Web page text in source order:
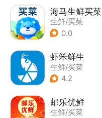
海马生鲜买菜
生鲜/买菜
0.0
虾笨鲜生
生鲜/买菜
4.2
邮乐优鲜
生鲜/买菜